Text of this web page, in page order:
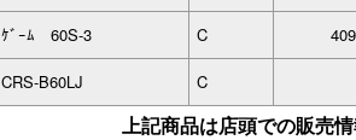
ｹﾞｰﾑ 60S-3 C
CRS-B60LJ C
上記商品は店頭での販売情